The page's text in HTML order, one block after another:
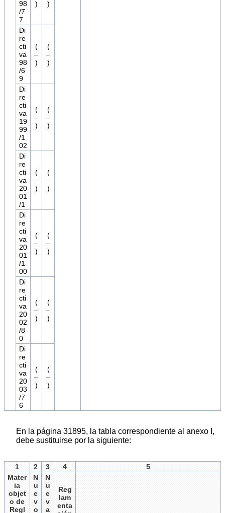
98
/7
7
)
)
Di
re
cti
va
98
/6
9
(
–
)
(
–
)
Di
re
cti
va
19
99
/1
02
(
–
)
(
–
)
Di
re
cti
va
20
01
/1
(
–
)
(
–
)
Di
re
cti
va
20
01
/1
00
(
–
)
(
–
)
Di
re
cti
va
20
02
/8
0
(
–
)
(
–
)
Di
re
cti
va
20
03
/7
6
(
–
)
(
–
)
En la página 31895, la tabla correspondiente al anexo I,
debe sustituirse por la siguiente:
1 2 3 4
5
Mater
ia
objet
o de
Regl
N
u
e
v
o
N
u
e
v
a
Reg
lam
enta